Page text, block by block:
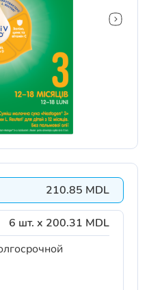
210.85 MDL
6 шт. x 200.31 MDL